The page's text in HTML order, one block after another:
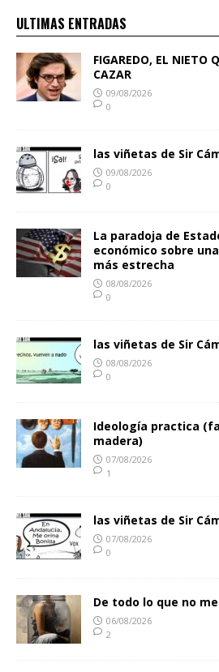
ULTIMAS ENTRADAS
FIGAREDO, EL NIETO
CAZAR
09/08/2026
0
las viñetas de Sir
09/08/2026
0
La paradoja de
económico sobre
más estrecha
08/08/2026
0
las viñetas de Sir
08/08/2026
0
Ideología practica
madera)
07/08/2026
1
las viñetas de Sir
07/08/2026
0
De todo lo que no
06/08/2026
2